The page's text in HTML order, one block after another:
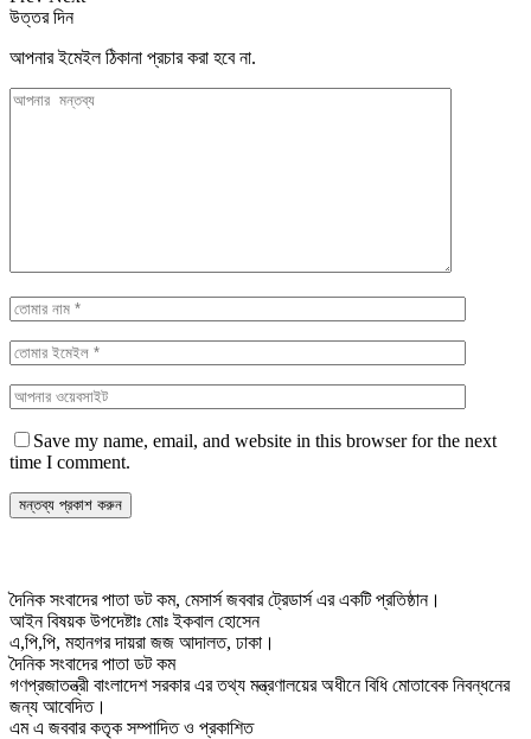
উত্তর দিন
আপনার ইমেইল ঠিকানা প্রচার করা হবে না.
Save my name, email, and website in this browser for the next
time I comment.
দৈনিক সংবাদের পাতা ডট কম, মেসার্স জববার ট্রেডার্স এর একটি প্রতিষ্ঠান।
আইন বিষয়ক উপদেষ্টাঃ মোঃ ইকবাল হোসেন
এ,পি,পি, মহানগর দায়রা জজ আদালত, ঢাকা।
দৈনিক সংবাদের পাতা ডট কম
গণপ্রজাতন্ত্রী বাংলাদেশ সরকার এর তথ্য মন্ত্রণালয়ের অধীনে বিধি মোতাবেক নিবন্ধনের
জন্য আবেদিত।
এম এ জববার কতৃক সম্পাদিত ও প্রকাশিত